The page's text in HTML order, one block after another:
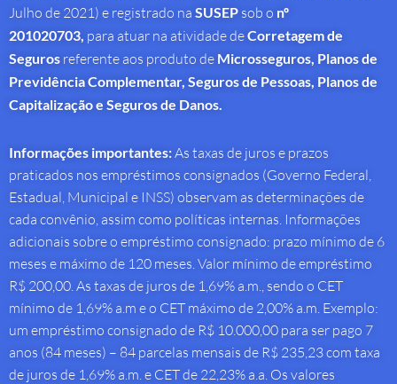
Julho de 2021) e registrado na SUSEP sob o nº
201020703, para atuar na atividade deCorretagem de
Seguros referente aos produto de Microsseguros, Planos de
Previdência Complementar, Seguros de Pessoas, Planos de
Capitalização e Seguros de Danos.
Informações importantes:As taxas de juros e prazos
praticados nos empréstimos consignados (Governo Federal,
Estadual, Municipal e INSS) observam as determinações de
cada convênio, assim como políticas internas. Informações
adicionais sobre o empréstimo consignado: prazo mínimo de 6
meses e máximo de 120 meses. Valor mínimo de empréstimo
R$ 200,00. As taxas de juros de 1,69% a.m., sendo o CET
mínimo de 1,69% a.m e o CET máximo de 2,00% a.m. Exemplo:
um empréstimo consignado de R$ 10.000,00 para ser pago 7
anos (84 meses) – 84 parcelas mensais de R$ 235,23 com taxa
de juros de 1,69% a.m. e CET de 22,23% a.a. Os valores